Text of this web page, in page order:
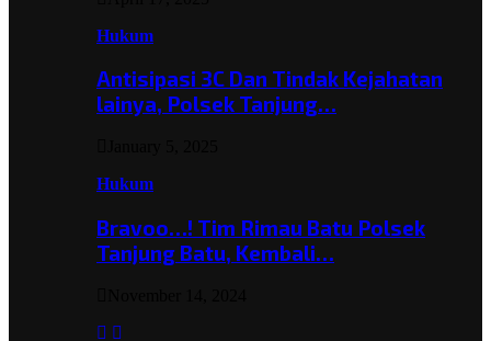
Hukum
Antisipasi 3C Dan Tindak Kejahatan
lainya, Polsek Tanjung…
Hukum
Bravoo…! Tim Rimau Batu Polsek
Tanjung Batu, Kembali…